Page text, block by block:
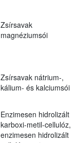
Zsírsavak
magnéziumsói
Zsírsavak nátrium-,
kálium- és kalciumsói
Enzimesen hidrolizált
karboxi-metil-cellulóz,
enzimesen hidrolizált